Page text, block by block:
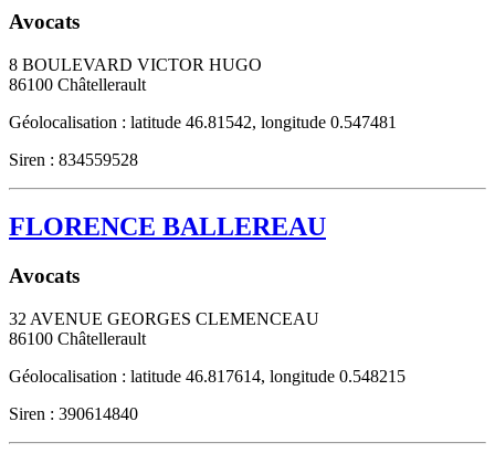
Avocats
8 BOULEVARD VICTOR HUGO
86100 Châtellerault
Géolocalisation : latitude 46.81542, longitude 0.547481
Siren : 834559528
FLORENCE BALLEREAU
Avocats
32 AVENUE GEORGES CLEMENCEAU
86100 Châtellerault
Géolocalisation : latitude 46.817614, longitude 0.548215
Siren : 390614840